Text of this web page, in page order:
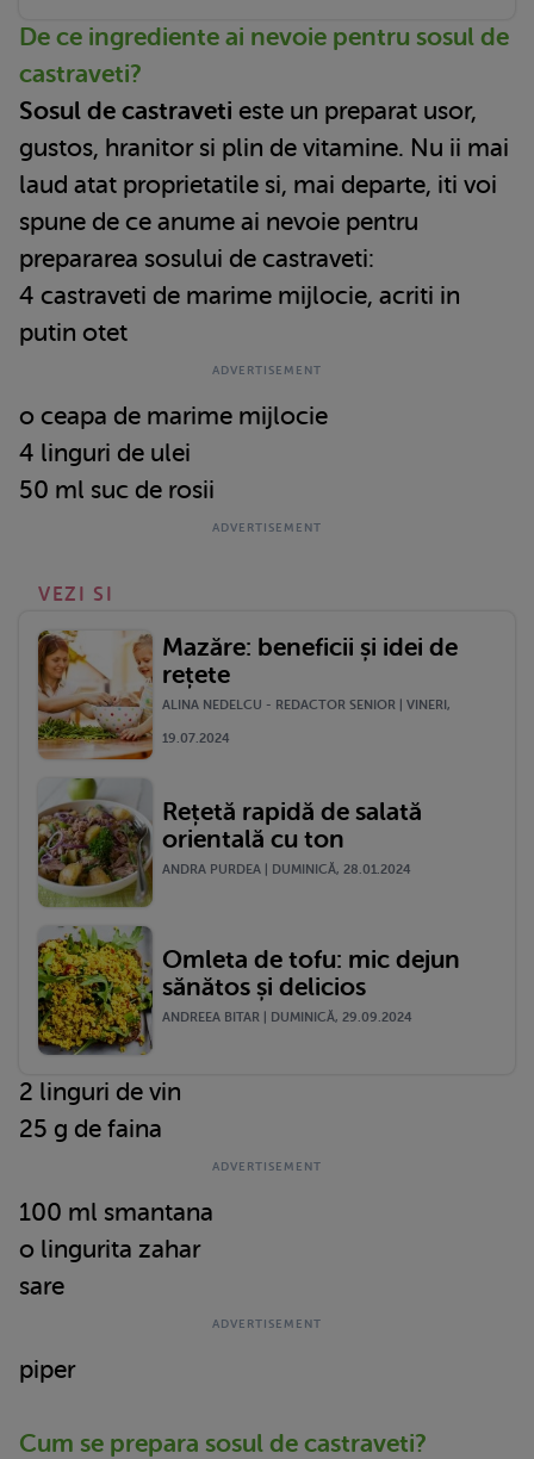
De ce ingrediente ai nevoie pentru sosul de
castraveti?
Sosul de castraveti este un preparat usor,
gustos, hranitor si plin de vitamine. Nu ii mai
laud atat proprietatile si, mai departe, iti voi
spune de ce anume ai nevoie pentru
prepararea sosului de castraveti:
4 castraveti de marime mijlocie, acriti in
putin otet
o ceapa de marime mijlocie
4 linguri de ulei
50 ml suc de rosii
VEZI SI
Mazăre: beneficii și idei de
rețete
ALINA NEDELCU - REDACTOR SENIOR | VINERI,
19.07.2024
Rețetă rapidă de salată
orientală cu ton
ANDRA PURDEA | DUMINICĂ, 28.01.2024
Omleta de tofu: mic dejun
sănătos și delicios
ANDREEA BITAR | DUMINICĂ, 29.09.2024
2 linguri de vin
25 g de faina
100 ml smantana
o lingurita zahar
sare
piper
Cum se prepara sosul de castraveti?